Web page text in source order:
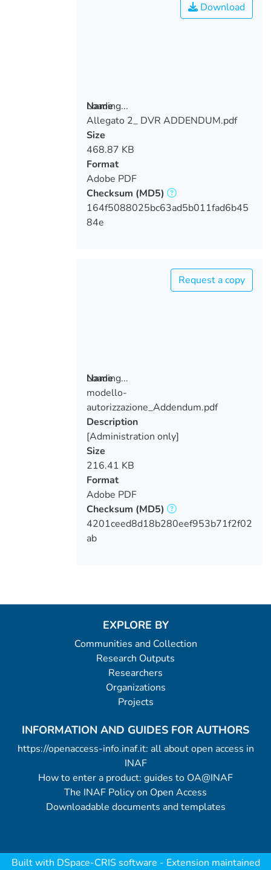
Loading...
Loading...
Download
Name
Allegato 2_ DVR ADDENDUM.pdf
Size
468.87 KB
Format
Adobe PDF
Checksum (MD5)
164f5088025bc63ad5b011fad6b45
84e
Loading...
Loading...
Request a copy
Name
modello-
autorizzazione_Addendum.pdf
Description
[Administration only]
Size
216.41 KB
Format
Adobe PDF
Checksum (MD5)
4201ceed8d18b280eef953b71f2f02
ab
EXPLORE BY
Communities and Collection
Research Outputs
Researchers
Organizations
Projects
INFORMATION AND GUIDES FOR AUTHORS
https://openaccess-info.inaf.it: all about open access in
INAF
How to enter a product: guides to OA@INAF
The INAF Policy on Open Access
Downloadable documents and templates
Built with DSpace-CRIS software - Extension maintained